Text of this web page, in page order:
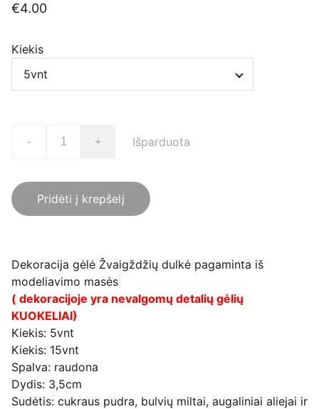
€4.00
Kiekis
- + Išparduota
Pridėti į krepšelį
Dekoracija gėlė Žvaigždžių dulkė pagaminta iš
modeliavimo masės
( dekoracijoje yra nevalgomų detalių gėlių
KUOKELIAI)
Kiekis: 5vnt
Kiekis: 15vnt
Spalva: raudona
Dydis: 3,5cm
Sudėtis: cukraus pudra, bulvių miltai, augaliniai aliejai ir